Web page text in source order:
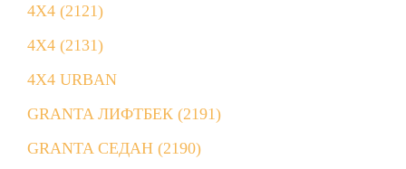
4X4 (2121)
4X4 (2131)
4X4 URBAN
GRANTA ЛИФТБЕК (2191)
GRANTA СЕДАН (2190)